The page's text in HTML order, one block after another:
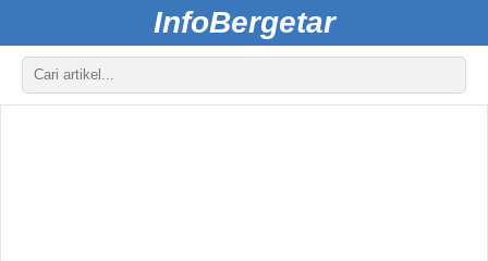
InfoBergetar